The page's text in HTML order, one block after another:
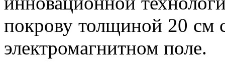
покрову толщиной 20 см
электромагнитном поле.